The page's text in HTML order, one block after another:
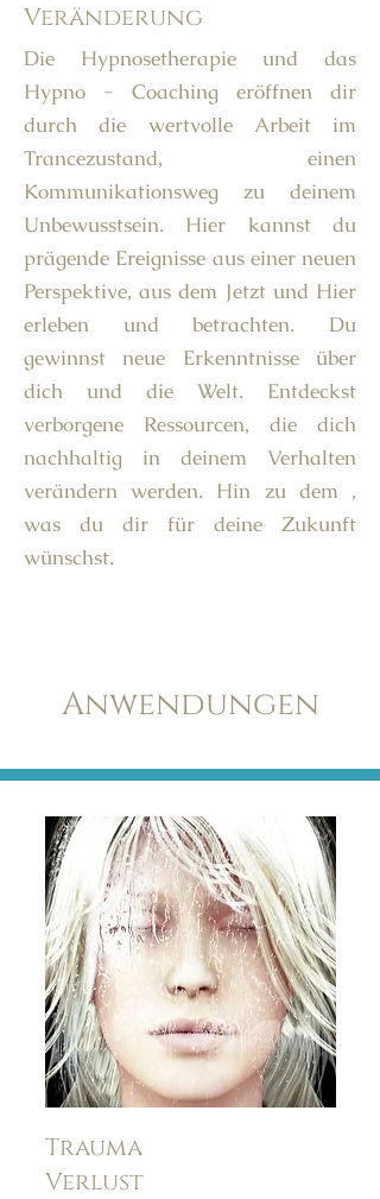
Veränderung
Die Hypnosetherapie und das
Hypno - Coaching eröffnen dir
durch die wertvolle Arbeit im
Trancezustand, einen
Kommunikationsweg zu deinem
Unbewusstsein. Hier kannst du
prägende Ereignisse aus einer neuen
Perspektive, aus dem Jetzt und Hier
erleben und betrachten. Du
gewinnst neue Erkenntnisse über
dich und die Welt. Entdeckst
verborgene Ressourcen, die dich
nachhaltig in deinem Verhalten
verändern werden. Hin zu dem ,
was du dir für deine Zukunft
wünschst.
Anwendungen
Trauma
Verlust